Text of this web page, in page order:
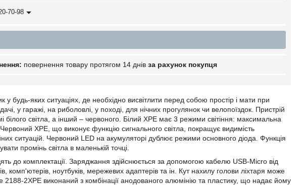
70-98
повернення товару протягом 14 днів за рахунок покупця
у будь-яких ситуаціях, де необхідно висвітлити перед собою простір і мати при
у гаражі, на риболовлі, у поході, для нічних прогулянок чи велопоїздок. Пристрій
світла, а інший – червоного. Білий XPE має 3 режими світіння: максимальна
XPE, що виконує функцію сигнального світла, покращує видимість
ситуацій. Червоний LED на акумуляторі дублює режими основного діода. Функція
промінь світла в маленькій точці.
до комплектації. Заряджання здійснюється за допомогою кабелю USB-Micro від
комп'ютерів, ноутбуків, мережевих адаптерів та ін. Кут нахилу голови ліхтаря може
2188-2XPE виконаний з комбінації анодованого алюмінію та пластику, що надає йому